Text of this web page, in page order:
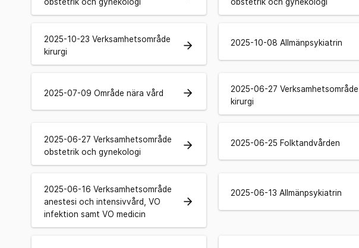
2025-10-23 Verksamhetsområde
kirurgi
arrow_forward 2025-10-08 Allmänpsykiatrin
2025-07-09 Område nära vård arrow_forward
2025-06-27 Verksamhetsområde
kirurgi
2025-06-27 Verksamhetsområde
obstetrik och gynekologi
arrow_forward 2025-06-25 Folktandvården
2025-06-16 Verksamhetsområde
anestesi och intensivvård, VO
infektion samt VO medicin
arrow_forward
2025-06-13 Allmänpsykiatrin